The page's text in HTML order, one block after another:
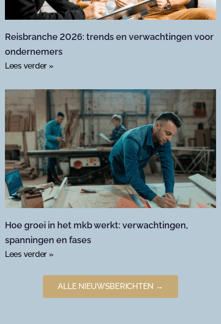
Reisbranche 2026: trends en verwachtingen voor
ondernemers
Lees verder »
Hoe groei in het mkb werkt: verwachtingen,
spanningen en fases
Lees verder »
ALLE NIEUWSBERICHTEN →